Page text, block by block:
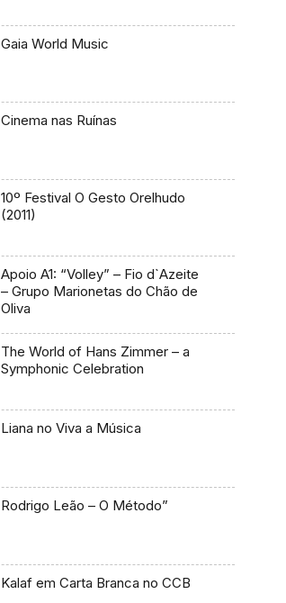
Gaia World Music
Cinema nas Ruínas
10º Festival O Gesto Orelhudo
(2011)
Apoio A1: “Volley” – Fio d`Azeite
– Grupo Marionetas do Chão de
Oliva
The World of Hans Zimmer – a
Symphonic Celebration
Liana no Viva a Música
Rodrigo Leão – O Método”
Kalaf em Carta Branca no CCB